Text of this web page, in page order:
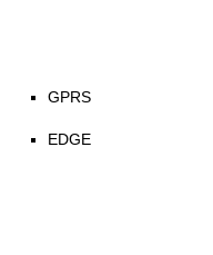
GPRS
EDGE